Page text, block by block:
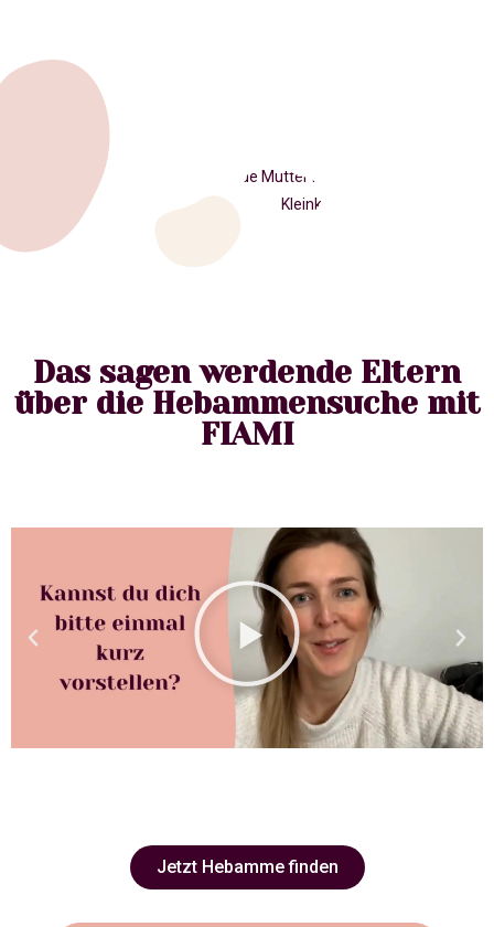
Das sagen werdende Eltern
über die Hebammensuche mit
FIAMI
Jetzt Hebamme finden